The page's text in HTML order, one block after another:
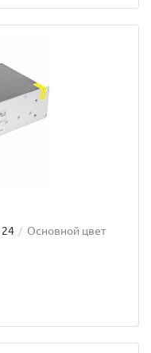
24
Основной цвет